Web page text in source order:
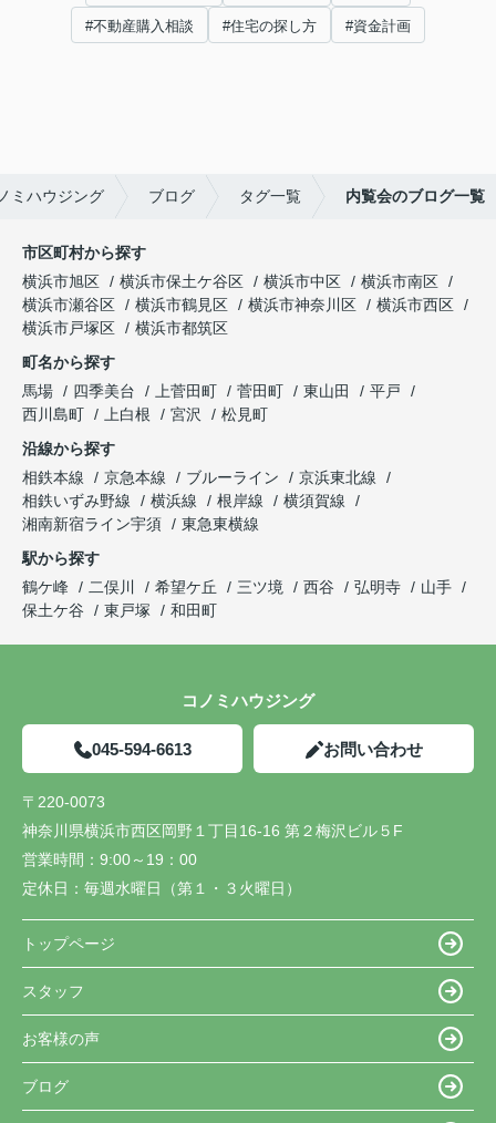
#不動産購入相談 #住宅の探し方 #資金計画
ミハウジング ブログ タグ一覧 内覧会のブログ一覧
市区町村から探す
横浜市旭区
横浜市保土ケ谷区 横浜市中区
横浜市南区
横浜市瀬谷区
横浜市鶴見区 横浜市神奈川区
横浜市西区
横浜市戸塚区
横浜市都筑区
町名から探す
馬場
四季美台 上菅田町 菅田町 東山田
平戸
西川島町
上白根 宮沢
松見町
沿線から探す
相鉄本線
京急本線 ブルーライン
京浜東北線
相鉄いずみ野線
横浜線 根岸線
横須賀線
湘南新宿ライン宇須
東急東横線
駅から探す
鶴ケ峰
二俣川 希望ケ丘 三ツ境 西谷 弘明寺
山手
保土ケ谷
東戸塚 和田町
コノミハウジング
045-594-6613 お問い合わせ
〒220-0073
神奈川県横浜市西区岡野１丁目16-16 第２梅沢ビル５F
営業時間： 9:00～19：00
定休日： 毎週水曜日（第１・３火曜日）
トップページ
スタッフ
お客様の声
ブログ